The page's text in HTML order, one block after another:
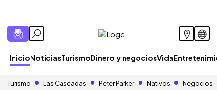
InicioNoticiasTurismoDinero y negociosVida
Turismo Las Cascadas Peter Parker Nativos Negocios